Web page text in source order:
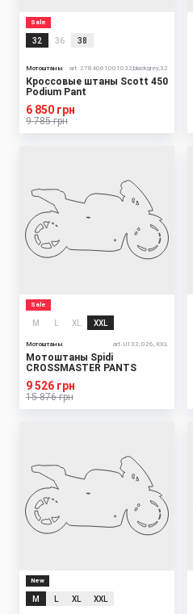
Sale
32 36 38
Мотоштаны art. 2784061001032,blackgrey,32
Кроссовые штаны Scott 450
Podium Pant
9 785 грн
6 850 грн
Sale
M XL XXL
Мотоштаны art. U132, 026, XXL
Мотоштаны Spidi
CROSSMASTER PANTS
15 876 грн
9 526 грн
New
M XL XXL